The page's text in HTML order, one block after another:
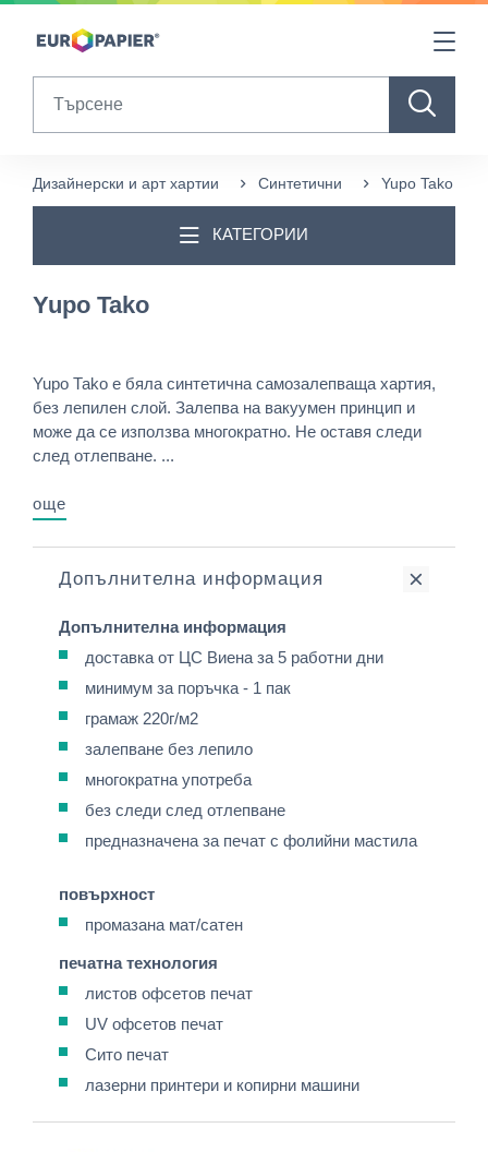
Table Of Content
Други продукти, които може да ви харесат
Дизайнерски и арт хартии Синтетични Yupo Tako
КАТЕГОРИИ
Yupo Tako
Yupo Таkо е бяла синтетична самозалепваща хартия,
без лепилен слой. Залепва на вакуумен принцип и
може да се използва многократно. Не оставя следи
след отлепване. ...
още
Допълнителна информация
Допълнителна информация
доставка от ЦС Виена за 5 работни дни
минимум за поръчка - 1 пак
грамаж 220г/м2
залепване без лепило
многократна употреба
без следи след отлепване
предназначена за печат с фолийни мастила
повърхност
промазана мат/сатен
печатна технология
листов офсетов печат
UV офсетов печат
Сито печат
лазерни принтери и копирни машини